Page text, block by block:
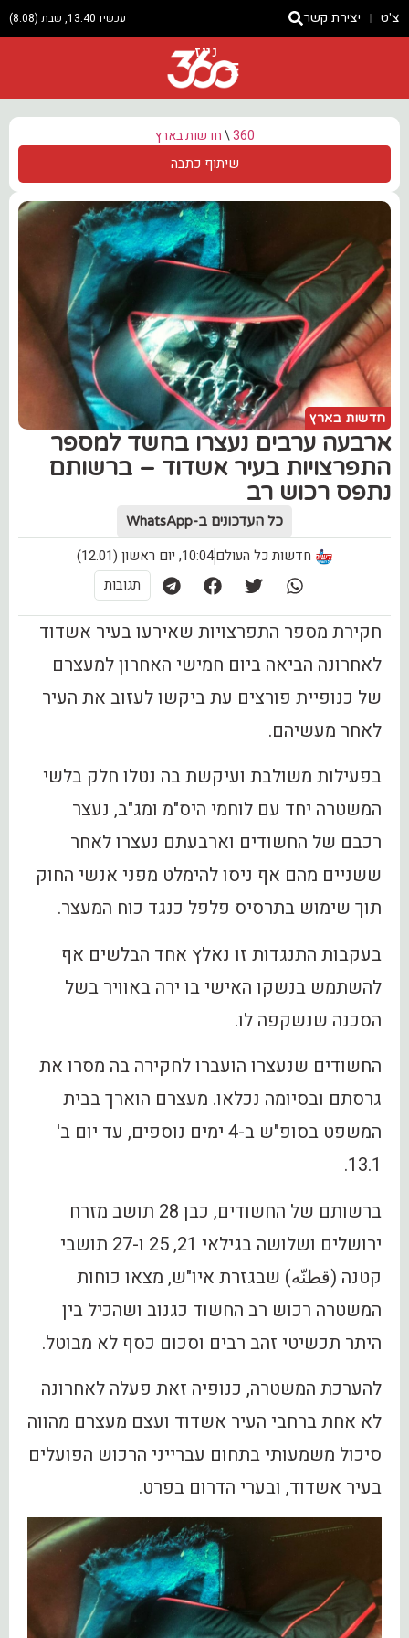
צ'ט יצירת קשר עכשיו 13:40, שבת (8.08)
ניוז
360
\חדשות בארץ
שיתוף כתבה
חדשות בארץ
ארבעה ערבים נעצרו בחשד למספר
התפרצויות בעיר אשדוד – ברשותם
נתפס רכוש רב
כל העדכונים ב-WhatsApp
חדשות כל העולם10:04, יום ראשון (12.01)
תגובות
חקירת מספר התפרצויות שאירעו בעיר אשדוד
לאחרונה הביאה ביום חמישי האחרון למעצרם
של כנופיית פורצים עת ביקשו לעזוב את העיר
לאחר מעשיהם.
בפעילות משולבת ועיקשת בה נטלו חלק בלשי
המשטרה יחד עם לוחמי היס"מ ומג"ב, נעצר
רכבם של החשודים וארבעתם נעצרו לאחר
ששניים מהם אף ניסו להימלט מפני אנשי החוק
תוך שימוש בתרסיס פלפל כנגד כוח המעצר.
בעקבות התנגדות זו נאלץ אחד הבלשים אף
להשתמש בנשקו האישי בו ירה באוויר בשל
הסכנה שנשקפה לו.
החשודים שנעצרו הועברו לחקירה בה מסרו את
גרסתם ובסיומה נכלאו. מעצרם הוארך בבית
המשפט בסופ"ש ב-4 ימים נוספים, עד יום ב'
13.1.
ברשותם של החשודים, כבן 28 תושב מזרח
ירושלים ושלושה בגילאי 21, 25 ו-27 תושבי
קטנה (قطنّه) שבגזרת איו"ש, מצאו כוחות
המשטרה רכוש רב החשוד כגנוב ושהכיל בין
היתר תכשיטי זהב רבים וסכום כסף לא מבוטל.
להערכת המשטרה, כנופיה זאת פעלה לאחרונה
לא אחת ברחבי העיר אשדוד ועצם מעצרם מהווה
סיכול משמעותי בתחום עברייני הרכוש הפועלים
בעיר אשדוד, ובערי הדרום בפרט.